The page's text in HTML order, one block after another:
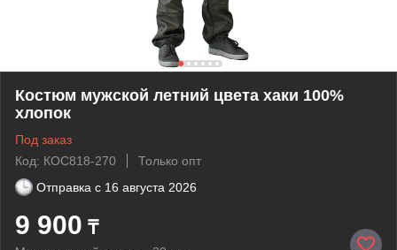
Костюм мужской летний цвета хаки 100%
хлопок
Под заказ
Код: КОС818-270
Только опт
Отправка с 16 августа 2026
9 900 ₸